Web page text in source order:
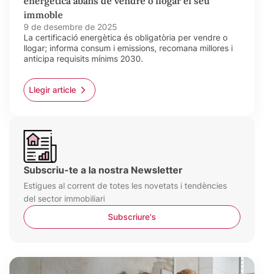
immoble
9 de desembre de 2025
La certificació energètica és obligatòria per vendre o
llogar; informa consum i emissions, recomana millores i
anticipa requisits mínims 2030.
Llegir article
Subscriu-te a la nostra Newsletter
Estigues al corrent de totes les novetats i tendències
del sector immobiliari
Subscriure's